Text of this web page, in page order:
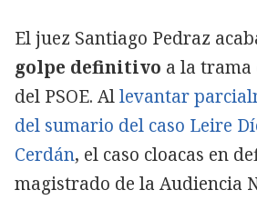
El juez Santiago Pedraz
golpe definitivo a la trama
del PSOE. Allevantar
del sumario del caso Leire
Cerdán, el caso cloacas en
magistrado de la Audiencia